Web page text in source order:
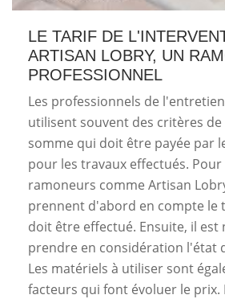
LE TARIF DE
ARTISAN LOBRY, UN
PROFESSIONNEL
Les professionnels de
utilisent souvent des critères
somme qui doit être payée par
pour les travaux effectués. Pour
ramoneurs comme Artisan
prennent d'abord en compte le
doit être effectué. Ensuite, il est
prendre en considération l'état
Les matériels à utiliser sont
facteurs qui font évoluer le prix.